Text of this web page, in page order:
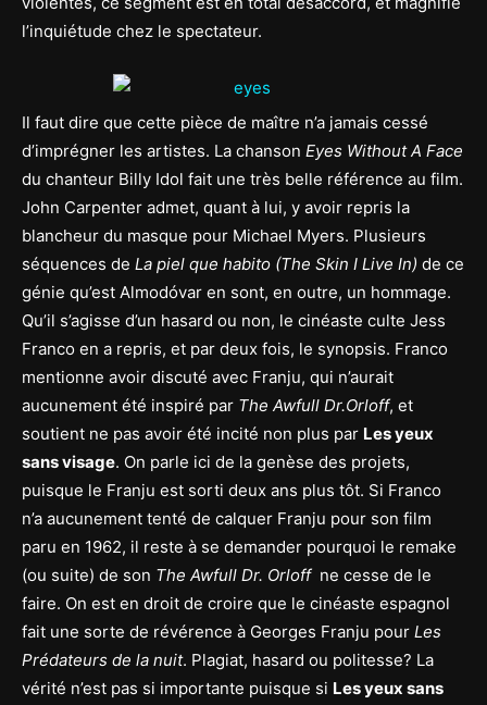
l’inquiétude chez le spectateur.
Il faut dire que cette pièce de maître n’a jamais cessé
d’imprégner les artistes. La chanson Eyes Without A Face
du chanteur Billy Idol fait une très belle référence au film.
John Carpenter admet, quant à lui, y avoir repris la
blancheur du masque pour Michael Myers. Plusieurs
séquences de La piel que habito (The Skin I Live In) de ce
génie qu’est Almodóvar en sont, en outre, un hommage.
Qu’il s’agisse d’un hasard ou non, le cinéaste culte Jess
Franco en a repris, et par deux fois, le synopsis. Franco
mentionne avoir discuté avec Franju, qui n’aurait
aucunement été inspiré par The Awfull Dr.Orloff, et
soutient ne pas avoir été incité non plus par Les yeux
sans visage. On parle ici de la genèse des projets,
puisque le Franju est sorti deux ans plus tôt. Si Franco
n’a aucunement tenté de calquer Franju pour son film
paru en 1962, il reste à se demander pourquoi le remake
(ou suite) de son The Awfull Dr. Orloffne cesse de le
faire. On est en droit de croire que le cinéaste espagnol
fait une sorte de révérence à Georges Franju pour Les
Prédateurs de la nuit. Plagiat, hasard ou politesse? La
vérité n’est pas si importante puisque si Les yeux sans